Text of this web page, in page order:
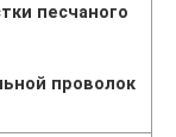
песчаного
проволок